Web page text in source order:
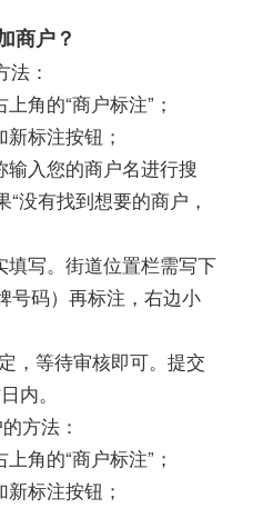
商户？
法：
角的“商户标注”；
标注按钮；
入您的商户名进行搜
没有找到想要的商户，
写。街道位置栏需写下
号码）再标注，右边小
，等待审核即可。提交
内。
方法：
角的“商户标注”；
标注按钮；